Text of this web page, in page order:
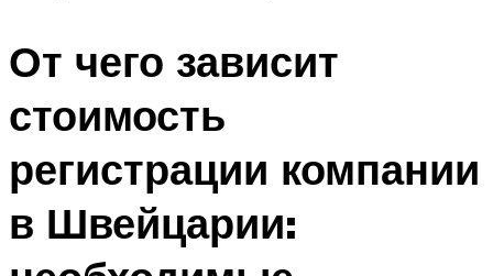
От чего зависит
стоимость
регистрации компании
в Швейцарии: